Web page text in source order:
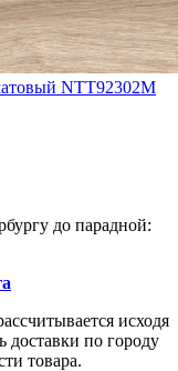
NTT92302M
до парадной:
исходя
доставки по городу
товара.